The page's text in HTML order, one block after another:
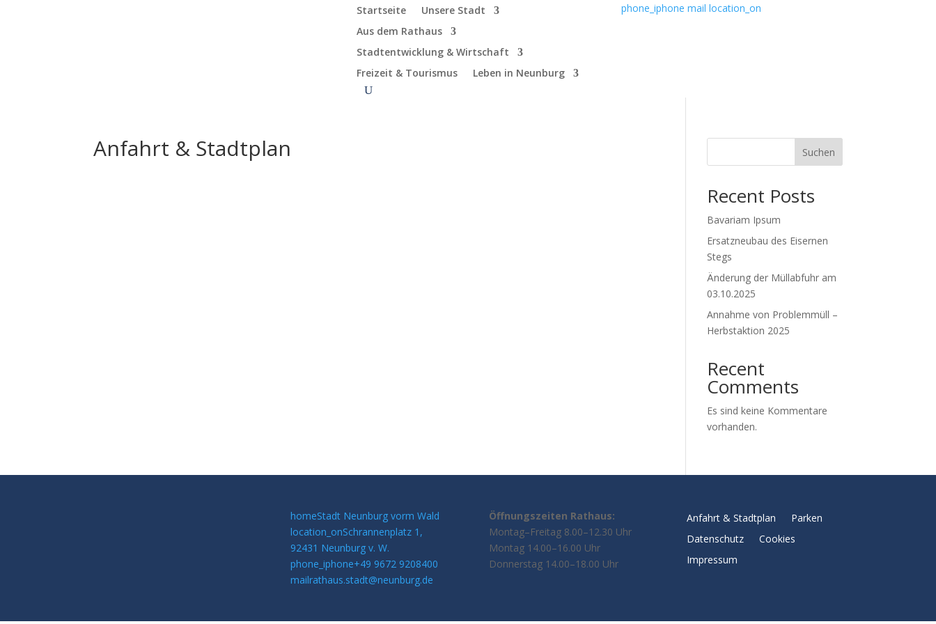
Startseite
Unsere Stadt
Aus dem Rathaus
Stadtentwicklung & Wirtschaft
Freizeit & Tourismus
Leben in Neunburg
phone_iphone mail location_on
Anfahrt & Stadtplan Suchen
Recent Posts
Bavariam Ipsum
Ersatzneubau des Eisernen
Stegs
Änderung der Müllabfuhr am
03.10.2025
Annahme von Problemmüll –
Herbstaktion 2025
Recent
Comments
Es sind keine Kommentare
vorhanden.
homeStadt Neunburg vorm Wald
location_onSchrannenplatz 1,
92431 Neunburg v. W.
phone_iphone+49 9672 9208400
mailrathaus.stadt@neunburg.de
Öffnungszeiten Rathaus:
Montag–Freitag 8.00–12.30 Uhr
Montag 14.00–16.00 Uhr
Donnerstag 14.00–18.00 Uhr
Anfahrt & Stadtplan
Parken
Datenschutz
Cookies
Impressum